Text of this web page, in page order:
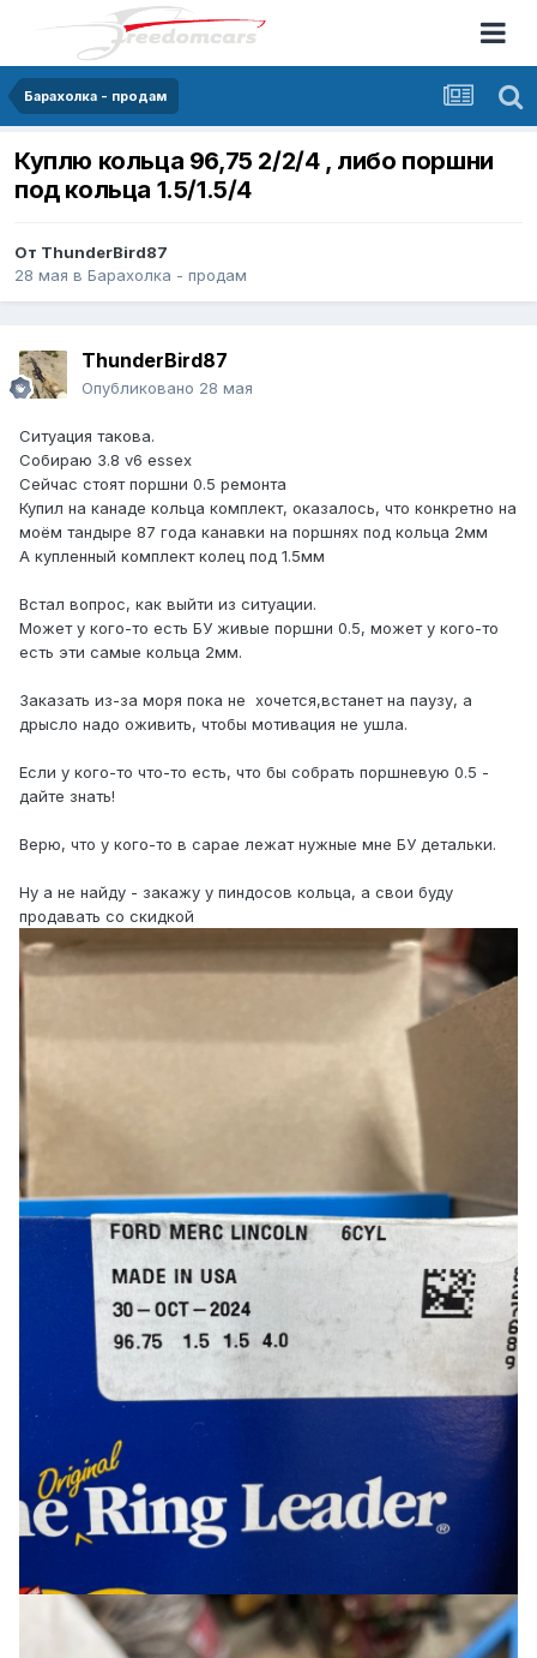
Барахолка - продам
Куплю кольца 96,75 2/2/4 , либо поршни
под кольца 1.5/1.5/4
От ThunderBird87
28 мая в Барахолка - продам
ThunderBird87
Опубликовано 28 мая
Ситуация такова.
Собираю 3.8 v6 essex
Сейчас стоят поршни 0.5 ремонта
Купил на канаде кольца комплект, оказалось, что конкретно на
моём тандыре 87 года канавки на поршнях под кольца 2мм
А купленный комплект колец под 1.5мм
Встал вопрос, как выйти из ситуации.
Может у кого-то есть БУ живые поршни 0.5, может у кого-то
есть эти самые кольца 2мм.
Заказать из-за моря пока не хочется,встанет на паузу, а
дрысло надо оживить, чтобы мотивация не ушла.
Если у кого-то что-то есть, что бы собрать поршневую 0.5 -
дайте знать!
Верю, что у кого-то в сарае лежат нужные мне БУ детальки.
Ну а не найду - закажу у пиндосов кольца, а свои буду
продавать со скидкой